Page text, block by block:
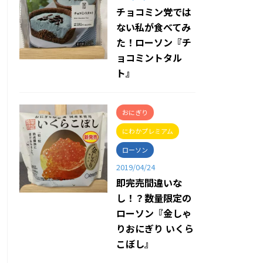
チョコミン党では
ない私が食べてみ
た！ローソン『チ
ョコミントタル
ト』
おにぎり
にわかプレミアム
ローソン
2019/04/24
即完売間違いな
し！？数量限定の
ローソン『金しゃ
りおにぎり いくら
こぼし』